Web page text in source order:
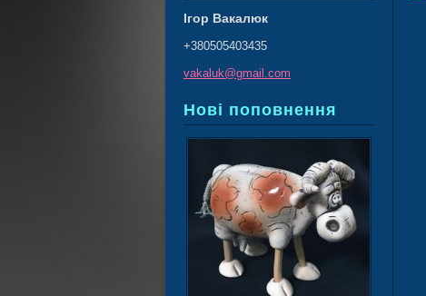
Ігор Вакалюк
+380505403435
vakaluk@gmail.com
Нові поповнення